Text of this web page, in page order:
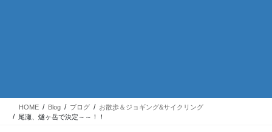
HOME Blog ブログ
お散歩＆ジョギング&サイクリング
尾瀬、燧ヶ岳で決定～～！！